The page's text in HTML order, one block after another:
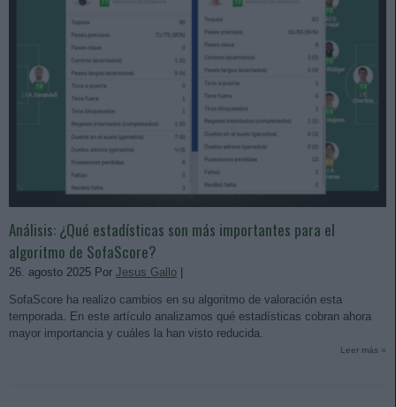
Análisis: ¿Qué estadísticas son más importantes para el
algoritmo de SofaScore?
26. agosto 2025 Por Jesus Gallo |
SofaScore ha realizo cambios en su algoritmo de valoración esta
temporada. En este artículo analizamos qué estadísticas cobran ahora
mayor importancia y cuáles la han visto reducida.
Leer más »